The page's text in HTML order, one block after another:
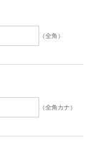
（全角）
（全角カナ）